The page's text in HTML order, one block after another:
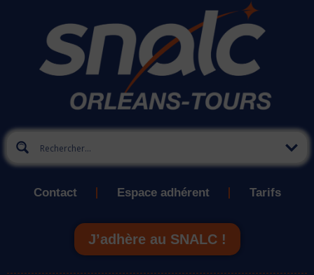
Contact Espace adhérent Tarifs
J’adhère au SNALC !